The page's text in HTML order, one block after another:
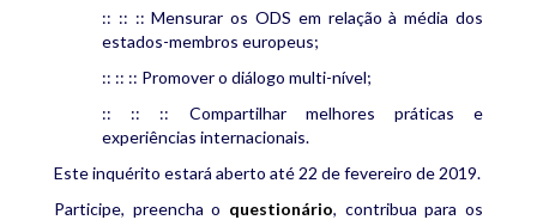
:: :: :: Mensurar os ODS em relação à média dos
estados-membros europeus;
:: :: :: Promover o diálogo multi-nível;
:: :: :: Compartilhar melhores práticas e
experiências internacionais.
Este inquérito estará aberto até 22 de fevereiro de 2019.
Participe, preencha o questionário, contribua para os